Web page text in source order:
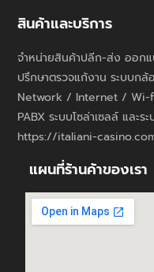
สินค้าและบริการ
จำหน่ายสินค้าปลีก-ส่ง ออก
ปรึกษาตรวจแก้งาน ระบบกล้
Network / Internet / Wi-
PABX ระบบโซล่าเซลล์ และ
https://italiani-
แผนที่ร้านค้าของเรา